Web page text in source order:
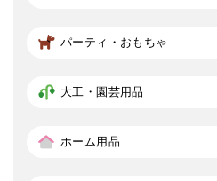
パーティ・おもちゃ
大工・園芸用品
ホーム用品